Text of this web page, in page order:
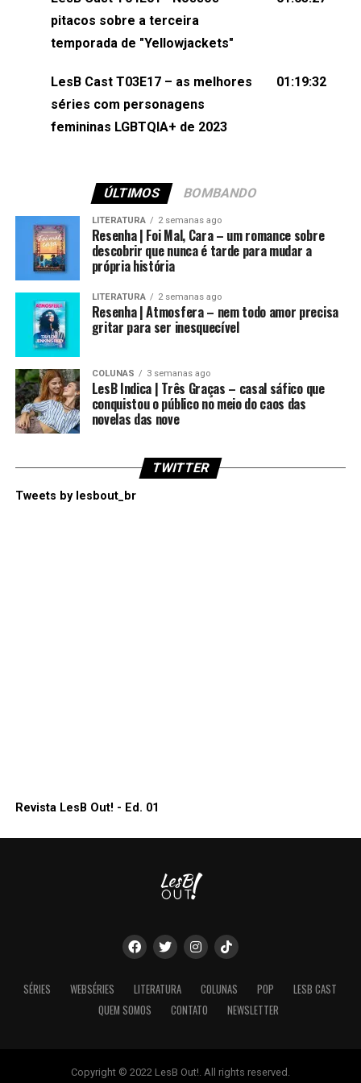
(⁠⁠⁠⁠@brunarfentanes⁠⁠⁠⁠) e Pollyelly FlorêncioEdição de
Naiady Machado
pitacos sobre a terceira
temporada de "Yellowjackets"
LesB Cast T03E17 – as melhores
séries com personagens
femininas LGBTQIA+ de 2023
01:19:32
ÚLTIMOS BOMBANDO
LITERATURA 2 semanas ago
Resenha | Foi Mal, Cara – um romance sobre
descobrir que nunca é tarde para mudar a
própria história
LITERATURA 2 semanas ago
Resenha | Atmosfera – nem todo amor precisa
gritar para ser inesquecível
COLUNAS 3 semanas ago
LesB Indica | Três Graças – casal sáfico que
conquistou o público no meio do caos das
novelas das nove
TWITTER
Tweets by lesbout_br
Revista LesB Out! - Ed. 01
SÉRIES WEBSÉRIES LITERATURA COLUNAS POP
LESB CAST
QUEM SOMOS
CONTATO NEWSLETTER
Copyright © 2022 LesB Out!. All rights reserved.